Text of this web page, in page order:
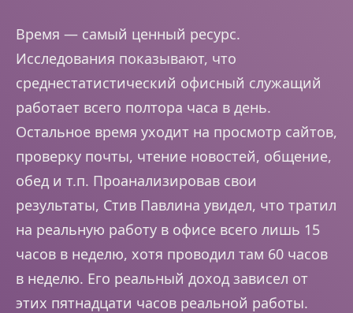
Время — самый ценный ресурс.
Исследования показывают, что
среднестатистический офисный служащий
работает всего полтора часа в день.
Остальное время уходит на просмотр сайтов,
проверку почты, чтение новостей, общение,
обед и т.п. Проанализировав свои
результаты, Стив Павлина увидел, что тратил
на реальную работу в офисе всего лишь 15
часов в неделю, хотя проводил там 60 часов
в неделю. Его реальный доход зависел от
этих пятнадцати часов реальной работы.